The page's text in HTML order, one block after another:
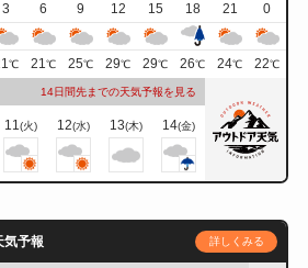
3 6 9 12 15 18 21
0
℃ 21℃ 25℃ 29℃ 29℃ 26℃ 24℃ 22℃
14日間先までの天気予報を見る
11(火) 12(水) 13(木) 14(金)
気予報 詳しくみる